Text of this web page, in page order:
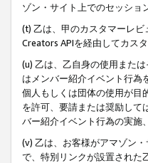
ゾン・サイト上でのセッショ
(t) 乙は、甲のカスタマーレ
Creators APIを経由してカス
(u) 乙は、乙自身の使用また
はメンバー紹介イベント行為
個人もしくは団体の使用が目
を許可、要請または奨励して
バー紹介イベント行為の実施
(v) 乙は、お客様がアマゾン
で、特別リンクが設置された